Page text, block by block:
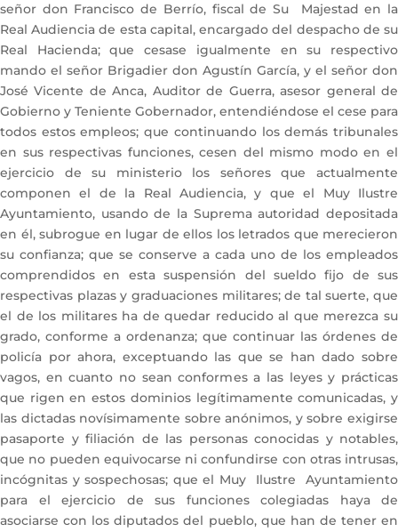
señor don Francisco de Berrío, fiscal de Su Majestad en la
Real Audiencia de esta capital, encargado del despacho de su
Real Hacienda; que cesase igualmente en su respectivo
mando el señor Brigadier don Agustín García, y el señor don
José Vicente de Anca, Auditor de Guerra, asesor general de
Gobierno y Teniente Gobernador, entendiéndose el cese para
todos estos empleos; que continuando los demás tribunales
en sus respectivas funciones, cesen del mismo modo en el
ejercicio de su ministerio los señores que actualmente
componen el de la Real Audiencia, y que el Muy Ilustre
Ayuntamiento, usando de la Suprema autoridad depositada
en él, subrogue en lugar de ellos los letrados que merecieron
su confianza; que se conserve a cada uno de los empleados
comprendidos en esta suspensión del sueldo fijo de sus
respectivas plazas y graduaciones militares; de tal suerte, que
el de los militares ha de quedar reducido al que merezca su
grado, conforme a ordenanza; que continuar las órdenes de
policía por ahora, exceptuando las que se han dado sobre
vagos, en cuanto no sean conformes a las leyes y prácticas
que rigen en estos dominios legítimamente comunicadas, y
las dictadas novísimamente sobre anónimos, y sobre exigirse
pasaporte y filiación de las personas conocidas y notables,
que no pueden equivocarse ni confundirse con otras intrusas,
incógnitas y sospechosas; que el Muy Ilustre Ayuntamiento
para el ejercicio de sus funciones colegiadas haya de
asociarse con los diputados del pueblo, que han de tener en